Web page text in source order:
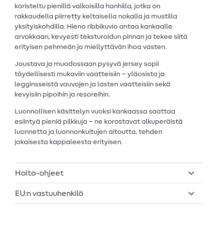
koristeltu pienillä valkoisilla hanhilla, jotka on
rakkaudella piirretty keltaisella nokalla ja mustilla
yksityiskohdilla. Hieno ribbikuvio antaa kankaalle
arvokkaan, kevyesti teksturoidun pinnan ja tekee siitä
erityisen pehmeän ja miellyttävän ihoa vasten.
Joustava ja muodossaan pysyvä jersey sopii
täydellisesti mukaviin vaatteisiin – yläosista ja
legginsseistä vauvojen ja lasten vaatteisiin sekä
kevyisiin pipoihin ja resoreihin.
Luonnollisen käsittelyn vuoksi kankaassa saattaa
esiintyä pieniä pilkkuja – ne korostavat alkuperäistä
luonnetta ja luonnonkuitujen aitoutta, tehden
jokaisesta kappaleesta erityisen.
Hoito-ohjeet
EU:n vastuuhenkilö